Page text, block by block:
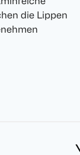
die Lippen